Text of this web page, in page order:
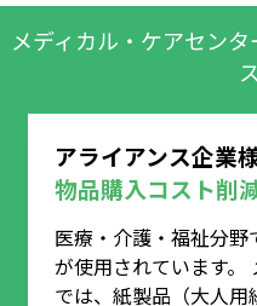
メディカル・ケアセン
アライアンス企業
物品購入コスト削
医療・介護・福祉分
が使用されています。
では、紙製品（大人